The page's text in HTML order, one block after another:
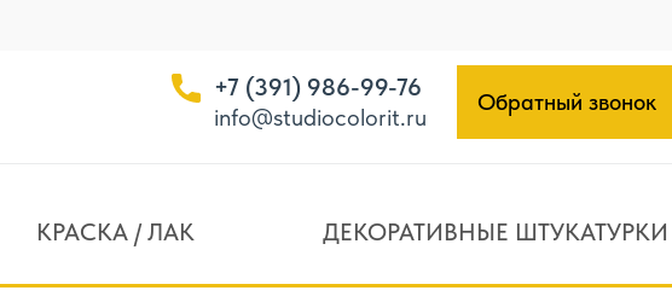
+7 (391) 986-99-76
info@studiocolorit.ru
Обратный звонок
КРАСКА / ЛАК ДЕКОРАТИВНЫЕ ШТУКАТУРКИ